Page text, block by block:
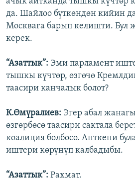
да. Шайлоо бүткөндөн кийин
Москвага барып келишти. Бул
керек.
“Азаттык”: Эми парламент
тышкы күчтөр, өзгөчө
таасири канчалык болот?
К.Өмүралиев: Эгер абал
өзгөрбөсө таасири сактала
коалиция болбосо. Анткени
иштери көрүнүп калбадыбы.
“Азаттык”: Рахмат.